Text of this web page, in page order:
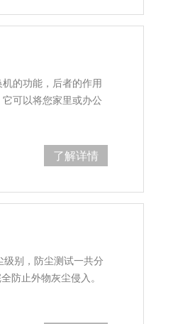
的功能，后者的作用
可以将您家里或办公
了解详情
别，防尘测试一共分
防止外物灰尘侵入。